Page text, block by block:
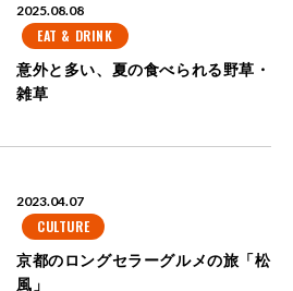
2025.08.08
EAT & DRINK
意外と多い、夏の食べられる野草・
雑草
2023.04.07
CULTURE
京都のロングセラーグルメの旅「松
風」